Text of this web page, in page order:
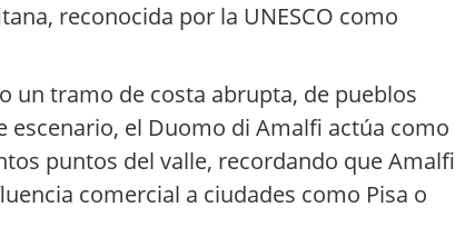
reconocida por la UNESCO como
un tramo de costa abrupta, de pueblos
escenario, el Duomo di Amalfi actúa como
puntos del valle, recordando que Amalfi
comercial a ciudades como Pisa o